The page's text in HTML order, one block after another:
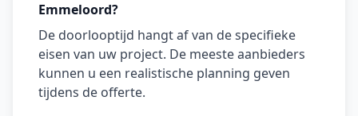
Emmeloord?
De doorlooptijd hangt af van de specifieke
eisen van uw project. De meeste aanbieders
kunnen u een realistische planning geven
tijdens de offerte.